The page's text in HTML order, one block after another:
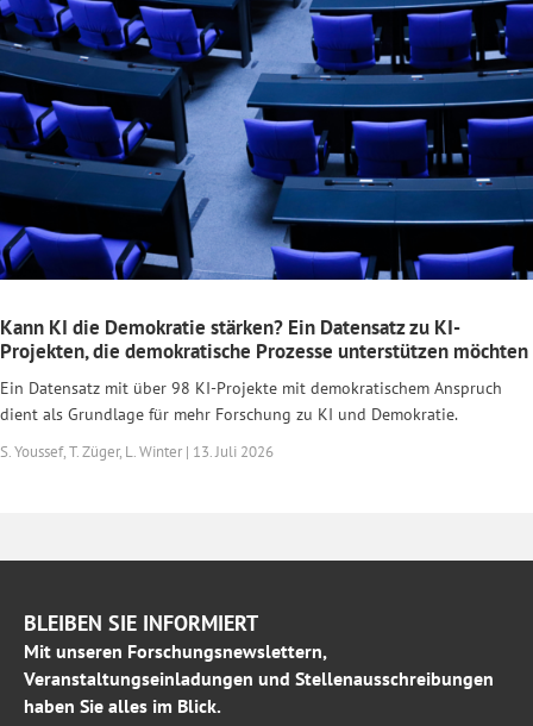
Kann KI die Demokratie stärken? Ein Datensatz zu KI-
Projekten, die demokratische Prozesse unterstützen möchten
Ein Datensatz mit über 98 KI-Projekte mit demokratischem Anspruch
dient als Grundlage für mehr Forschung zu KI und Demokratie.
S. Youssef, T. Züger, L. Winter | 13. Juli 2026
BLEIBEN SIE INFORMIERT
Mit unseren Forschungsnewslettern,
Veranstaltungseinladungen und Stellenausschreibungen
haben Sie alles im Blick.